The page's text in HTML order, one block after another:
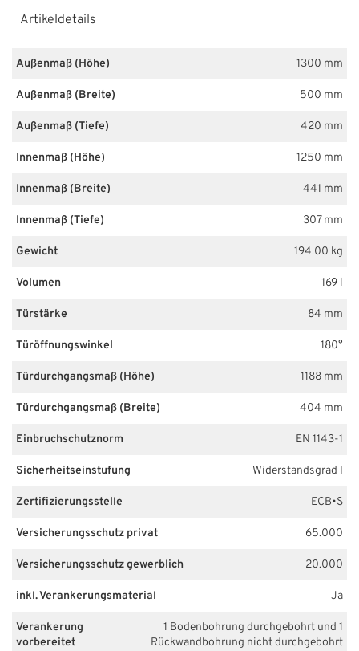
Artikeldetails
Außenmaß (Höhe) 1300 mm
Außenmaß (Breite) 500 mm
Außenmaß (Tiefe) 420 mm
Innenmaß (Höhe) 1250 mm
Innenmaß (Breite) 441 mm
Innenmaß (Tiefe) 307 mm
Gewicht 194.00 kg
Volumen 169 l
Türstärke 84 mm
Türöffnungswinkel 180°
Türdurchgangsmaß (Höhe) 1188 mm
Türdurchgangsmaß (Breite) 404 mm
Einbruchschutznorm EN 1143-1
Sicherheitseinstufung Widerstandsgrad I
Zertifizierungsstelle ECB•S
Versicherungsschutz privat 65.000
Versicherungsschutz gewerblich 20.000
inkl. Verankerungsmaterial Ja
Verankerung
vorbereitet
1 Bodenbohrung durchgebohrt und 1
Rückwandbohrung nicht durchgebohrt